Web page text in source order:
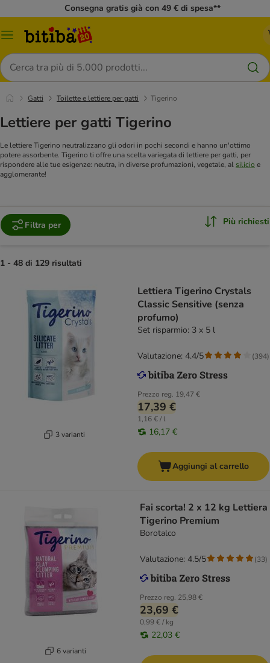
Consegna gratis già con 49 € di spesa**
Overview
Cerca
Gatti Toilette e lettiere per gatti Tigerino
Lettiere per gatti Tigerino
Le lettiere Tigerino neutralizzano gli odori in pochi secondi e hanno un'ottimo
potere assorbente. Tigerino ti offre una scelta variegata di lettiere per gatti, per
rispondere alle tue esigenze: neutra, in diverse profumazioni, vegetale, alsilicio e
agglomerante!
Filtra per Più richiesti
1 - 48 di 129 risultati
3 varianti
Lettiera Tigerino Crystals
Classic Sensitive (senza
profumo)
Set risparmio: 3 x 5 l
Prezzo reg. 19,47 €
17,39 €
1,16 € / l
16,17 €
Valutazione: 4.4/5 (394)
Aggiungi al carrello
6 varianti
Fai scorta! 2 x 12 kg Lettiera
Tigerino Premium
Borotalco
Prezzo reg. 25,98 €
23,69 €
0,99 € / kg
22,03 €
Valutazione: 4.5/5 (33)